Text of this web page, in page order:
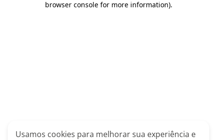
browser console for more information).
Usamos cookies para melhorar sua experiência e